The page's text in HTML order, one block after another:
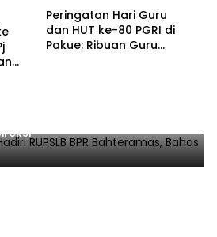
Peringatan Hari Guru
dan HUT ke-80 PGRI di
Pakue: Ribuan Guru
RUPSLB BPR Bahteramas,